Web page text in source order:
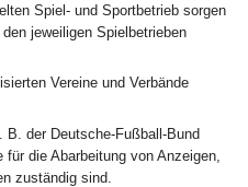
Spiel- und Sportbetrieb sorgen
jeweiligen Spielbetrieben
Vereine und Verbände
der Deutsche-Fußball-Bund
die Abarbeitung von Anzeigen,
zuständig sind.